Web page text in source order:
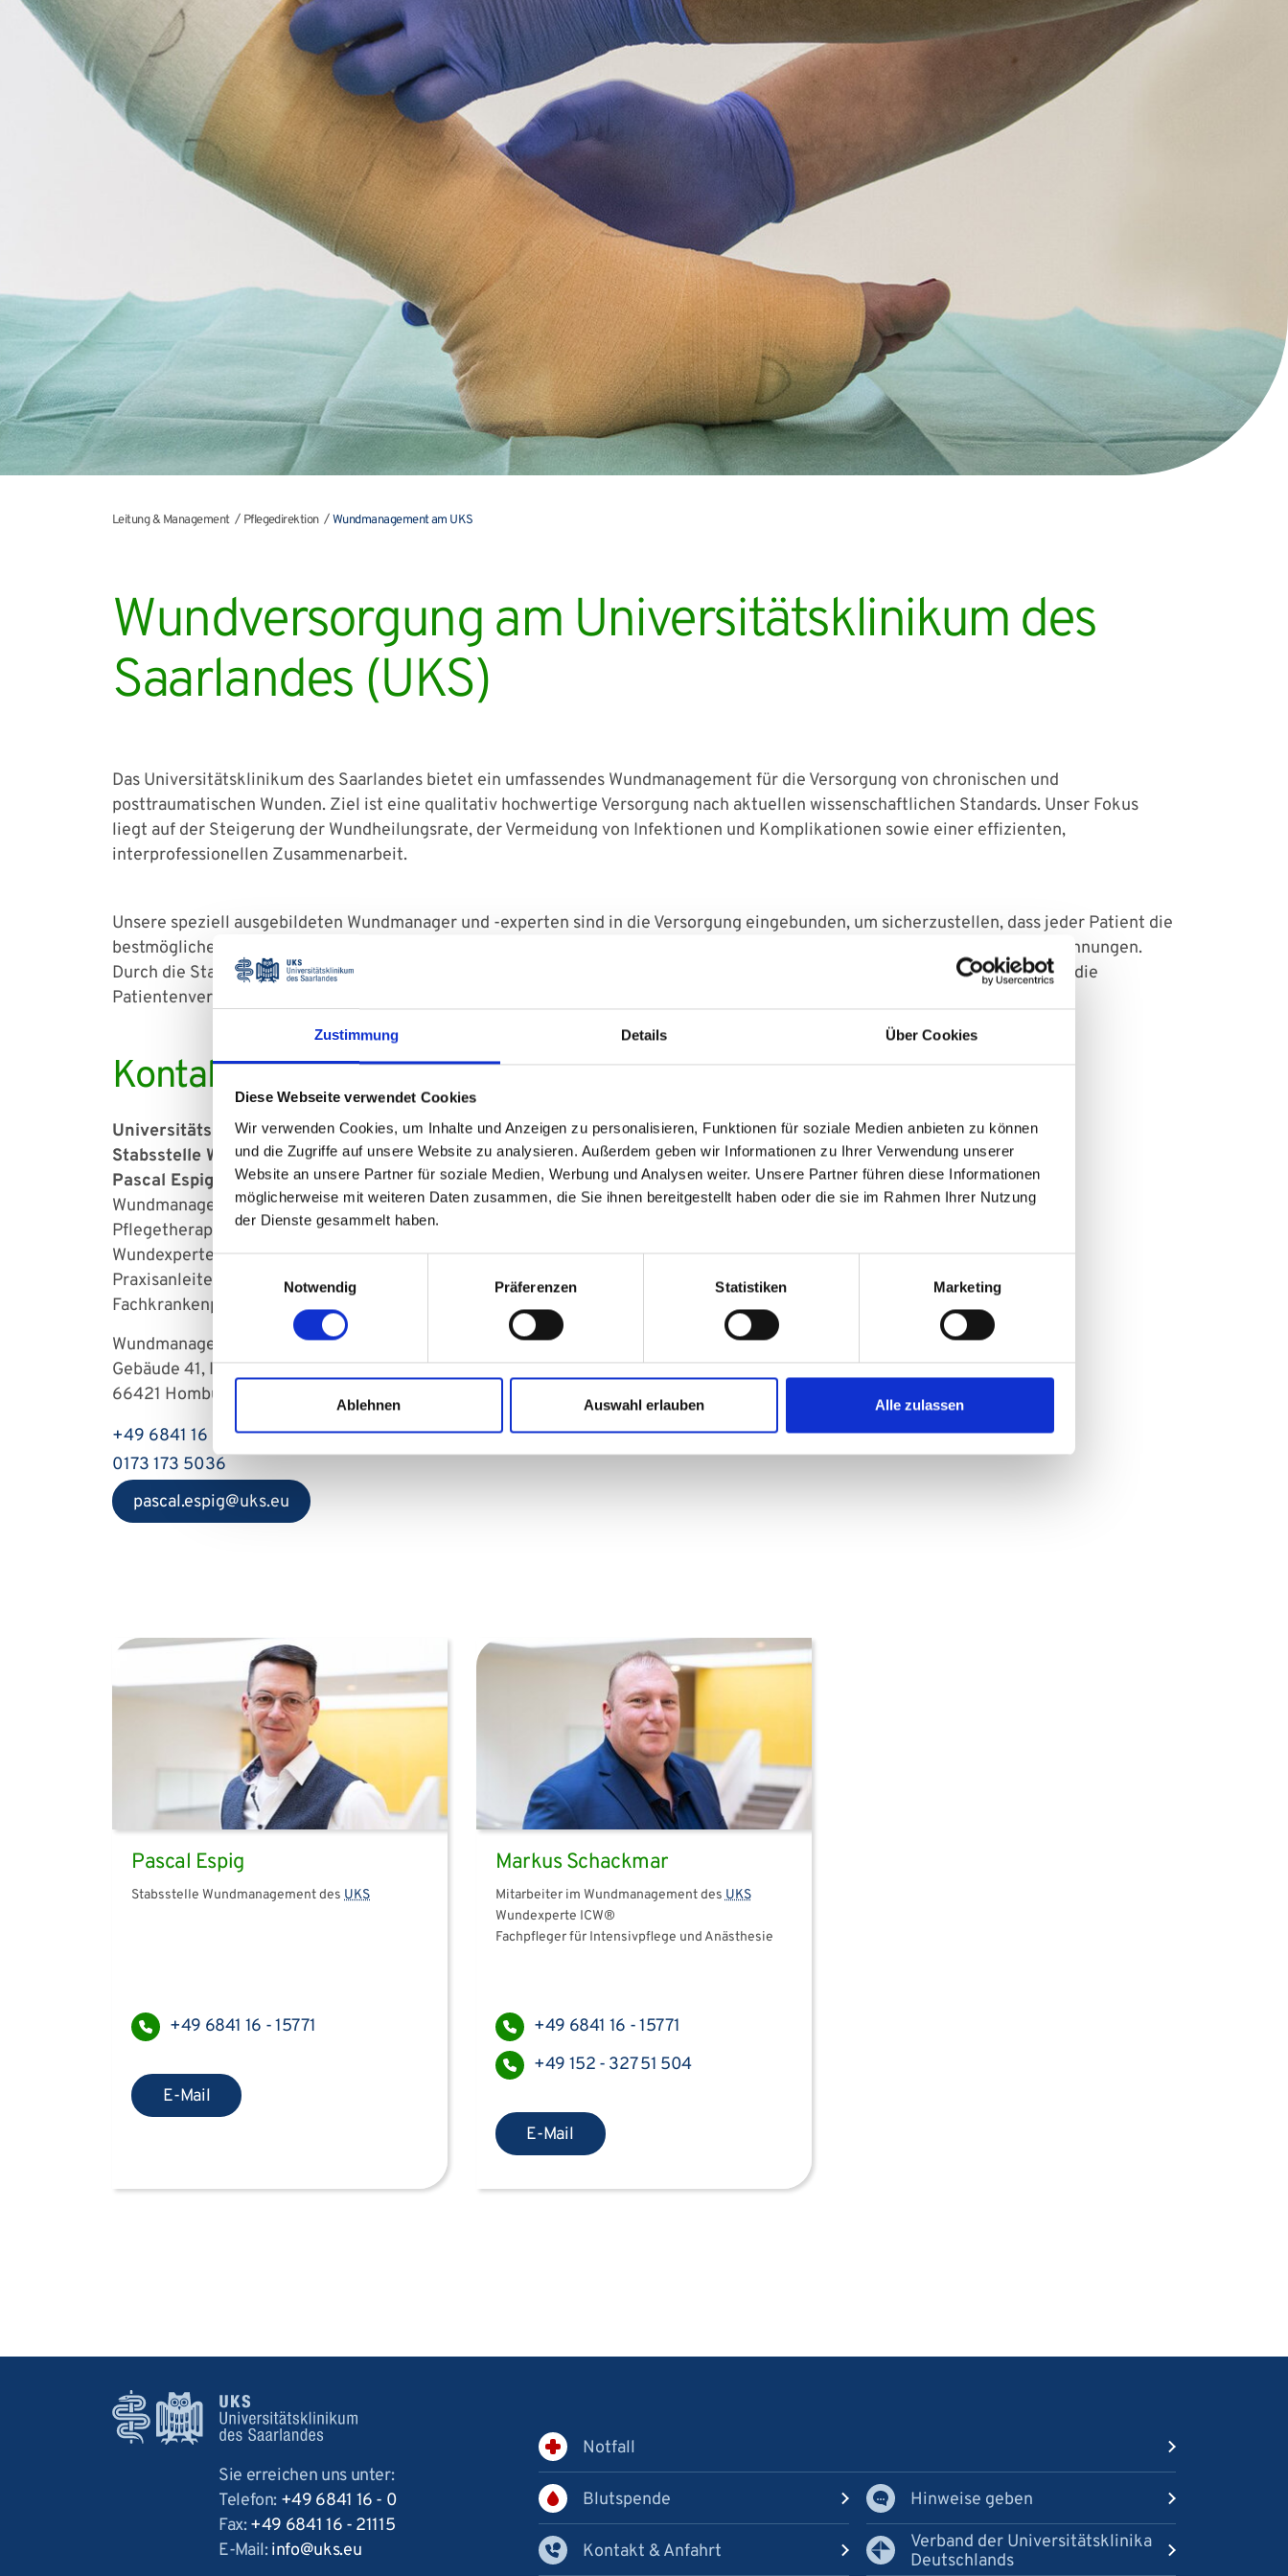
Zustimmung Details Über Cookies
Diese Webseite verwendet Cookies
Wir verwenden Cookies, um Inhalte und Anzeigen zu personalisieren, Funktionen für soziale Medien anbieten zu können
und die Zugriffe auf unsere Website zu analysieren. Außerdem geben wir Informationen zu Ihrer Verwendung unserer
Website an unsere Partner für soziale Medien, Werbung und Analysen weiter. Unsere Partner führen diese Informationen
möglicherweise mit weiteren Daten zusammen, die Sie ihnen bereitgestellt haben oder die sie im Rahmen Ihrer Nutzung
der Dienste gesammelt haben.
Einwilligungsauswahl
Notwendig
Präferenzen Statistiken Marketing
Ablehnen Auswahl erlauben Alle zulassen
Leitung & Management Pflegedirektion Wundmanagement am UKS
Wundversorgung am Universitätsklinikum des
Saarlandes (UKS)
Das Universitätsklinikum des Saarlandes bietet ein umfassendes Wundmanagement für die Versorgung von chronischen und
posttraumatischen Wunden. Ziel ist eine qualitativ hochwertige Versorgung nach aktuellen wissenschaftlichen Standards. Unser Fokus
liegt auf der Steigerung der Wundheilungsrate, der Vermeidung von Infektionen und Komplikationen sowie einer effizienten,
interprofessionellen Zusammenarbeit.
Unsere speziell ausgebildeten Wundmanager und -experten sind in die Versorgung eingebunden, um sicherzustellen, dass jeder Patient die
bestmögliche Pflege erhält. Dies umfasst die Behandlung von Dekubitus, diabetischen Fußsyndromen, Ulcus cruris und Verbrennungen.
Durch die Standardisierung der Wundbehandlungsprozesse und den gezielten Einsatz moderner Wundauflagen wird nicht nur die
Patientenversorgung verbessert, sondern auch die Wirtschaftlichkeit erhöht.
Kontakt
Universitätsklinikum des Saarlandes
Stabsstelle Wundmanagement des UKS
Pascal Espig
Wundmanager cert. TÜV Rheinland
Pflegetherapeut chron. Wunde ICW
Wundexperte ICW
Praxisanleiter
Fachkrankenpfleger für Anästhesie und Intensivpflege
Wundmanagement der Inneren I-V
Gebäude 41, Innere II, Ebene 1
66421 Homburg
+49 6841 16 – 15771
0173 173 5036
pascal.espig
uks eu
Pascal Espig
Stabsstelle Wundmanagement des UKS
+49 6841 16 - 15771
E-Mail
Markus Schackmar
Mitarbeiter im Wundmanagement desUKS
Wundexperte ICW®
Fachpfleger für Intensivpflege und Anästhesie
+49 6841 16 - 15771
+49 152 - 327 51 504
E-Mail
Notfall
Blutspende
Kontakt & Anfahrt
Hinweise geben
Verband der Universitätsklinika
Deutschlands
Sie erreichen uns unter:
Telefon: +49 6841 16 - 0
Fax:+49 6841 16 - 21115
E-Mail:info ukseu